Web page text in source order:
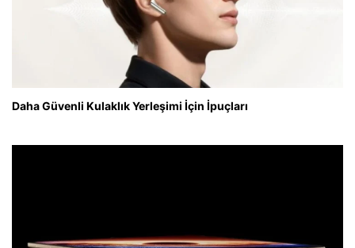
Daha Güvenli Kulaklık Yerleşimi İçin İpuçları